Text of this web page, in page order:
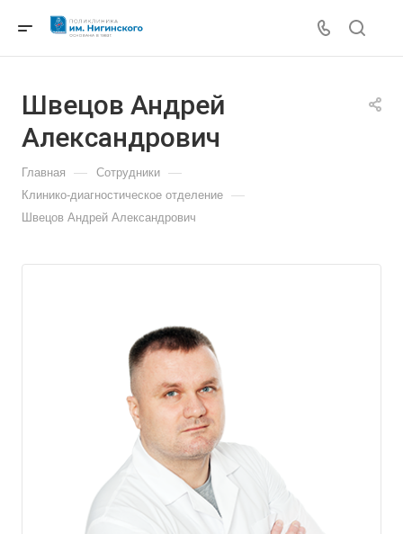
Швецов Андрей
Александрович
Главная — Сотрудники —
Клинико-диагностическое отделение —
Швецов Андрей Александрович